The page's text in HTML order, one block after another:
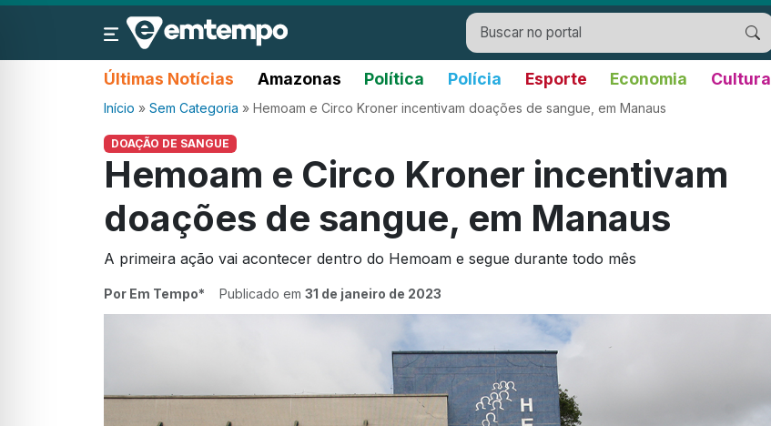
Últimas Notícias Amazonas Política Polícia Esporte Economia Cultura
Início » Sem Categoria » Hemoam e Circo Kroner incentivam doações de sangue, em Manaus
DOAÇÃO DE SANGUE
Hemoam e Circo Kroner incentivam
doações de sangue, em Manaus
A primeira ação vai acontecer dentro do Hemoam e segue durante todo mês
Por Em Tempo* Publicado em 31 de janeiro de 2023